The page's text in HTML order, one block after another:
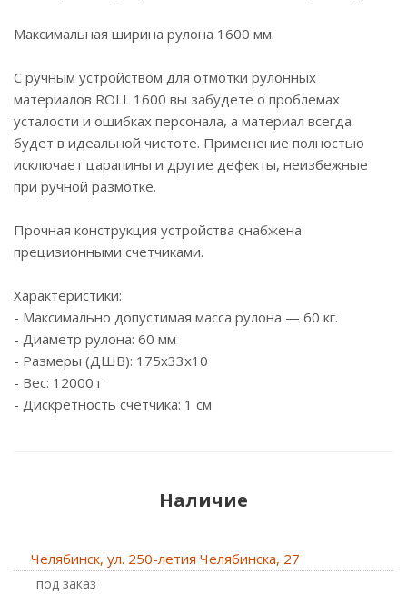
Максимальная ширина рулона 1600 мм.
С ручным устройством для отмотки рулонных
материалов ROLL 1600 вы забудете о проблемах
усталости и ошибках персонала, а материал всегда
будет в идеальной чистоте. Применение полностью
исключает царапины и другие дефекты, неизбежные
при ручной размотке.
Прочная конструкция устройства снабжена
прецизионными счетчиками.
Характеристики:
- Максимально допустимая масса рулона — 60 кг.
- Диаметр рулона: 60 мм
- Размеры (ДШВ): 175х33х10
- Вес: 12000 г
- Дискретность счетчика: 1 см
Наличие
Челябинск, ул. 250-летия Челябинска, 27
Под заказ